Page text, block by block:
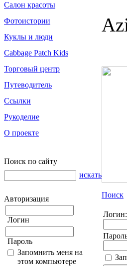
Салон красоты
Фотоистории
Куклы и люди
Cabbage Patch Kids
Торговый центр
Путеводитель
Ссылки
Рукоделие
О проекте
Поиск по сайту
искать
Авторизация
Логин
Пароль
Запомнить меня на
этом компьютере
Поиск
Логин: